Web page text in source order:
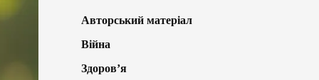
Авторський матеріал
Війна
Здоров’я